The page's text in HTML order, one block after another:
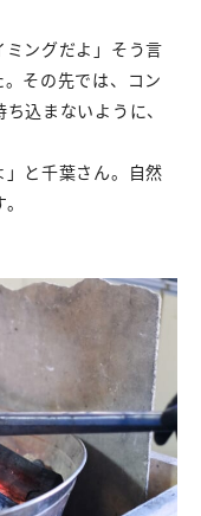
ミングだよ」そう言
その先では、コン
込まないように、
」と千葉さん。自然